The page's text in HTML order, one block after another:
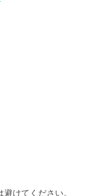
けてください。